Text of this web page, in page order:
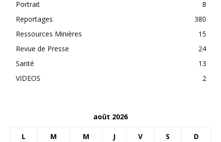
Portrait
8
Reportages
380
Ressources Minières
15
Revue de Presse
24
Santé
13
VIDEOS
2
août 2026
L M M J V S D